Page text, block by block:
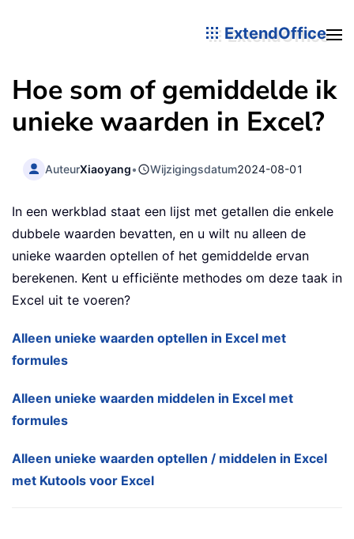
ExtendOffice
Hoe som of gemiddelde ik
unieke waarden in Excel?
AuteurXiaoyang• Wijzigingsdatum2024-08-01
In een werkblad staat een lijst met getallen die enkele
dubbele waarden bevatten, en u wilt nu alleen de
unieke waarden optellen of het gemiddelde ervan
berekenen. Kent u efficiënte methodes om deze taak in
Excel uit te voeren?
Alleen unieke waarden optellen in Excel met
formules
Alleen unieke waarden middelen in Excel met
formules
Alleen unieke waarden optellen / middelen in Excel
met Kutools voor Excel